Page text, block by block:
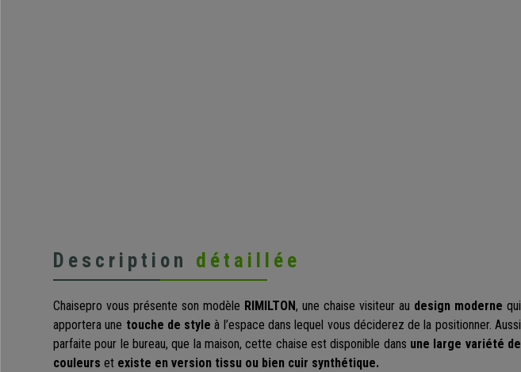
Description détaillée
Chaisepro vous présente son modèle RIMILTON, une chaise visiteur au design moderne qui
apportera une touche de style à l’espace dans lequel vous déciderez de la positionner. Aussi
parfaite pour le bureau, que la maison, cette chaise est disponible dans une large variété de
couleurs et existe en version tissu ou bien cuir synthétique.